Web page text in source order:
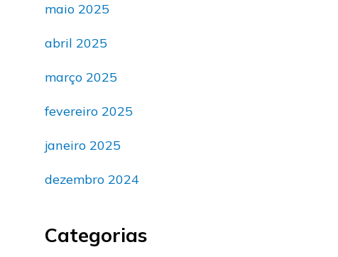
maio 2025
abril 2025
março 2025
fevereiro 2025
janeiro 2025
dezembro 2024
Categorias